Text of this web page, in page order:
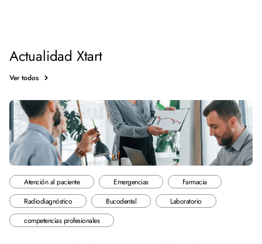
Actualidad Xtart
Ver todos
Atención al paciente Emergencias
Farmacia
Radiodiagnóstico
Bucodental
Laboratorio
competencias profesionales